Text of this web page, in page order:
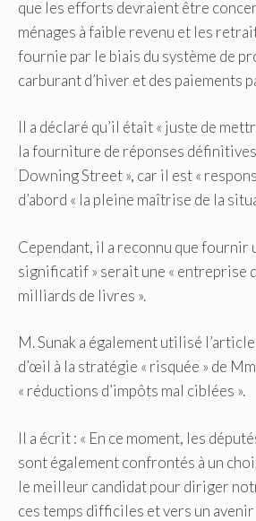
que les efforts devraient être
ménages à faible revenu et les
fournie par le biais du système de
carburant d’hiver et des paiements
Il a déclaré qu’il était « juste de
la fourniture de réponses définitives
Downing Street », car il est «
d’abord « la pleine maîtrise de la
Cependant, il a reconnu que fournir
significatif » serait une « entreprise
milliards de livres ».
M. Sunak a également utilisé
d’œil à la stratégie « risquée » de
« réductions d’impôts mal ciblées ».
Il a écrit : « En ce moment, les
sont également confrontés à un
le meilleur candidat pour diriger
ces temps difficiles et vers un